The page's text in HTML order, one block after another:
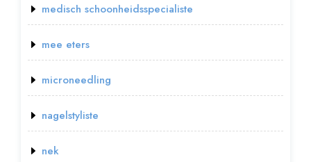
medisch schoonheidsspecialiste
mee eters
microneedling
nagelstyliste
nek